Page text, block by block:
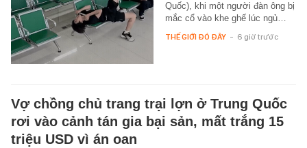
Quốc), khi một người đàn ông bị
mắc cổ vào khe ghế lúc ngủ…
THẾ GIỚI ĐÓ ĐÂY - 6 giờ trước
Vợ chồng chủ trang trại lợn ở Trung Quốc
rơi vào cảnh tán gia bại sản, mất trắng 15
triệu USD vì án oan